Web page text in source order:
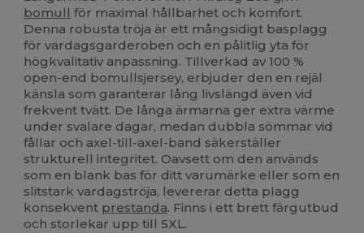
bomull för maximal hållbarhet och komfort.
Denna robusta tröja är ett mångsidigt basplagg
för vardagsgarderoben och en pålitlig yta för
högkvalitativ anpassning. Tillverkad av 100 %
open-end bomullsjersey, erbjuder den en rejäl
känsla som garanterar lång livslängd även vid
frekvent tvätt. De långa ärmarna ger extra värme
under svalare dagar, medan dubbla sömmar vid
fållar och axel-till-axel-band säkerställer
strukturell integritet. Oavsett om den används
som en blank bas för ditt varumärke eller som en
slitstark vardagströja, levererar detta plagg
konsekvent prestanda. Finns i ett brett färgutbud
och storlekar upp till 5XL.